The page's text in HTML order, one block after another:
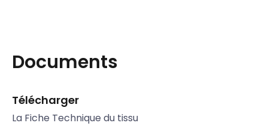
Documents
Télécharger
La Fiche Technique du tissu